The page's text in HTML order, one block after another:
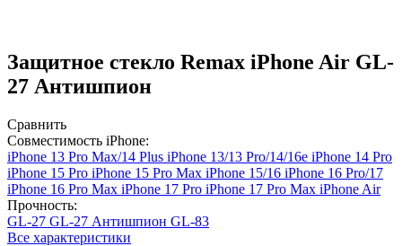
Защитное стекло Remax iPhone Air GL-
27 Антишпион
Сравнить
Совместимость iPhone:
iPhone 13 Pro Max/14 Plus iPhone 13/13 Pro/14/16e iPhone 14 Pro
iPhone 15 Pro iPhone 15 Pro Max iPhone 15/16 iPhone 16 Pro/17
iPhone 16 Pro Max iPhone 17 Pro iPhone 17 Pro Max iPhone Air
Прочность:
GL-27 GL-27 Антишпион GL-83
Все характеристики